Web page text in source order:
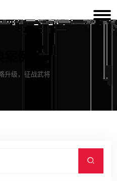
升级，征战武将